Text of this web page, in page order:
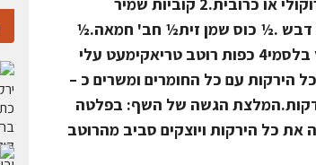
שום דורות.2 קוביות ג'נג'ר דורות4 כפות דבש .½ כוס שמן זית½ חב' חמאה.½
כפית פלפל גרוס טרי.1 כף אבקת מרק עוף.2 כפות חומץ בלסמי4 כפות רוטב טריאקימעט עלי
את כל הירקות עם כל החומרים ומשרים כ –
אח"כ צולים בתנור בחום 200 מעלות כ 20-25 דקות.המלצת הגשה של השף: בפלטה
את כל הירקות ויוצקים סביב מהרוטב